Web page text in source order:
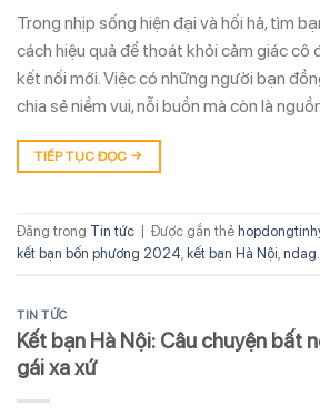
Trong nhịp sống hiện đại và hối hả, tìm
cách hiệu quả để thoát khỏi cảm giác cô
kết nối mới. Việc có những người bạn
chia sẻ niềm vui, nỗi buồn mà còn là
TIẾP TỤC ĐỌC →
Đăng trong Tin tức Được gắn thẻ
kết bạn bốn phương 2024, kết bạn Hà Nội,
TIN TỨC
Kết bạn Hà Nội: Câu chuyện bất
gái xa xứ